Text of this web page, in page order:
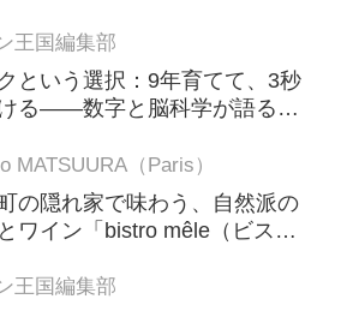
王国編集部
という選択：9年育てて、3秒
る——数字と脳科学が語る栓
MATSUURA（Paris）
の隠れ家で味わう、自然派の
ワイン「bistro mêle（ビスト
王国編集部